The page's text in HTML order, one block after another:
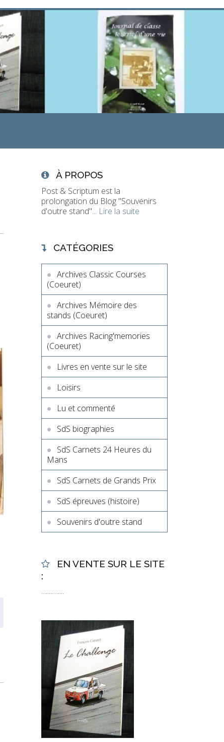
À PROPOS
Post & Scriptum est la
prolongation du Blog "Souvenirs
d'outre stand"... Lire la suite
CATÉGORIES
Archives Classic Courses
(Coeuret)
Archives Mémoire des
stands (Coeuret)
Archives Racing'memories
(Coeuret)
Livres en vente sur le site
Loisirs
Lu et commenté
SdS biographies
SdS Carnets 24 Heures du
Mans
SdS Carnets de Grands Prix
SdS épreuves (histoire)
Souvenirs d'outre stand
EN VENTE SUR LE SITE
:
...............